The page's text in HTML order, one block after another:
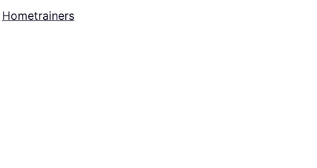
Hometrainers